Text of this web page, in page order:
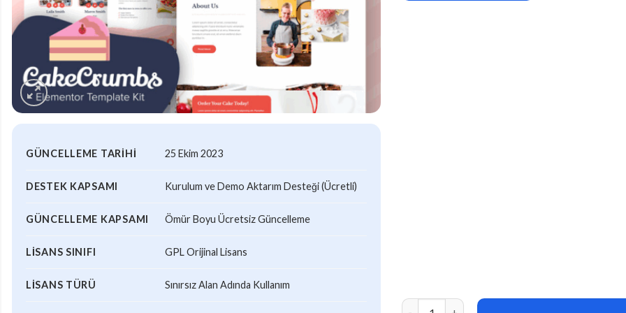
GÜNCELLEME TARIHI 25 Ekim 2023
DESTEK KAPSAMI Kurulum ve Demo Aktarım Desteği (Ücretli)
GÜNCELLEME KAPSAMI Ömür Boyu Ücretsiz Güncelleme
LISANS SINIFI GPL Orijinal Lisans
LISANS TÜRÜ Sınırsız Alan Adında Kullanım
Cakecrumbs – Bakery Elementor Template kit